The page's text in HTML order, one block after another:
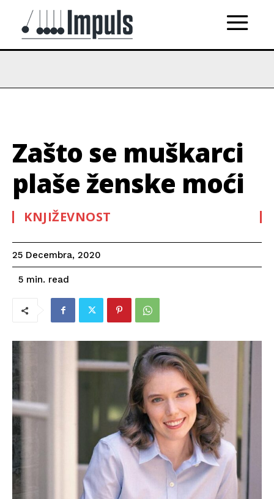
Zašto se muškarci
plaše ženske moći
KNJIŽEVNOST
25 Decembra, 2020
5 min. read